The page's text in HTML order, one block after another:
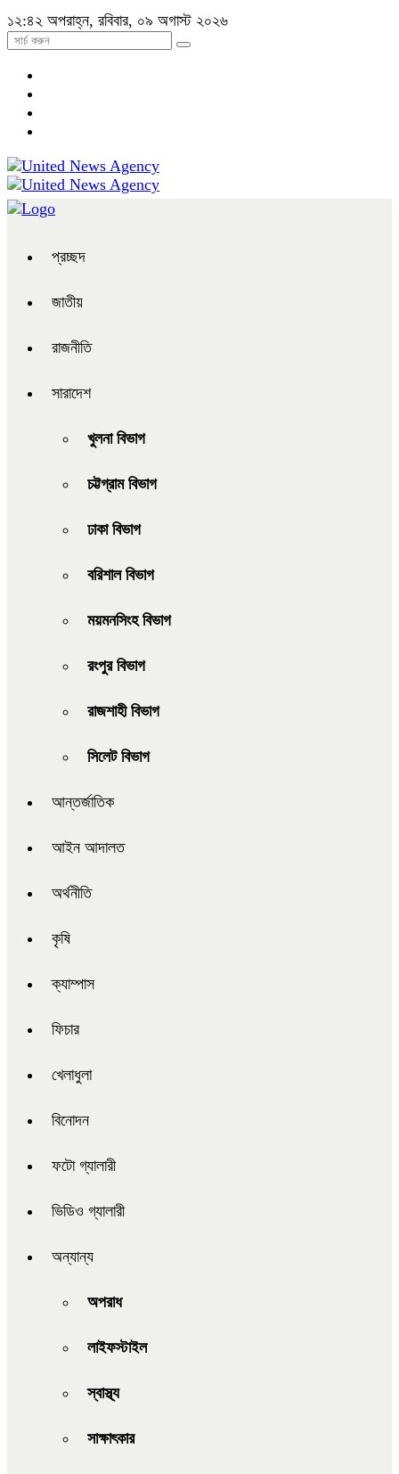
১২:৪২ অপরাহ্ন, রবিবার, ০৯ অগাস্ট ২০২৬
প্রচ্ছদ
জাতীয়
রাজনীতি
সারাদেশ
খুলনা বিভাগ
চট্টগ্রাম বিভাগ
ঢাকা বিভাগ
বরিশাল বিভাগ
ময়মনসিংহ বিভাগ
রংপুর বিভাগ
রাজশাহী বিভাগ
সিলেট বিভাগ
আন্তর্জাতিক
আইন আদালত
অর্থনীতি
কৃষি
ক্যাম্পাস
ফিচার
খেলাধুলা
বিনোদন
ফটো গ্যালারী
ভিডিও গ্যালারী
অন্যান্য
অপরাধ
লাইফস্টাইল
স্বাস্থ্য
সাক্ষাৎকার